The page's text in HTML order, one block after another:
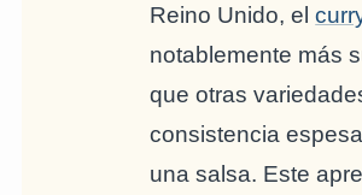
Reino Unido, el
notablemente más
que otras
consistencia
una salsa. Este